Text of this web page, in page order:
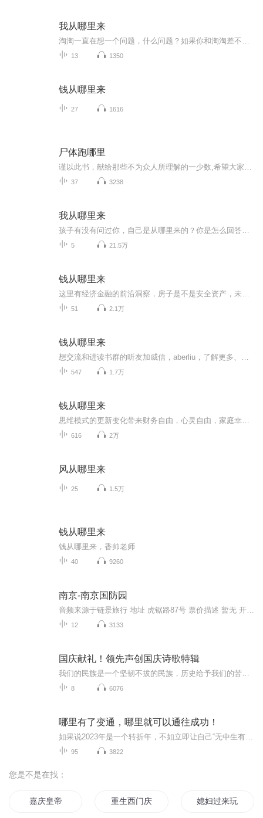
我从哪里来
13 1350
钱从哪里来
27 1616
尸体跑哪里
37 3238
我从哪里来
5 21.5万
钱从哪里来
51 2.1万
钱从哪里来
547 1.7万
钱从哪里来
616 2万
风从哪里来
25 1.5万
钱从哪里来
钱从哪里来，香帅老师
40 9260
南京-南京国防园
12 3133
国庆献礼！领先声创国庆诗歌特辑
8 6076
哪里有了变通，哪里就可以通往成功！
95 3822
您是不是在找：
嘉庆皇帝 重生西门庆 媳妇过来玩游戏